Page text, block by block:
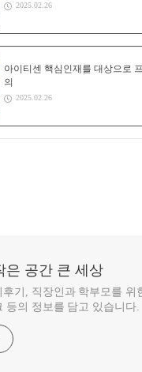
2025.02.26
아이티센 핵심인재를 대상으로
의
2025.02.26
은 공간 큰 세상
후기, 직장인과 학부모를 위
등의 정보를 담고 있습니다.